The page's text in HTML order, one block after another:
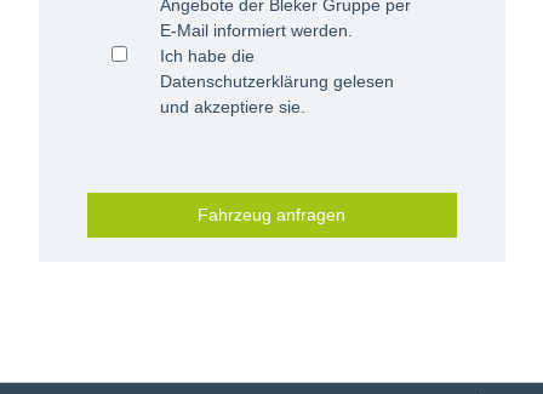
Angebote der Bleker Gruppe per
E-Mail informiert werden.
Ich habe die
Datenschutzerklärung gelesen
und akzeptiere sie.
Fahrzeug anfragen